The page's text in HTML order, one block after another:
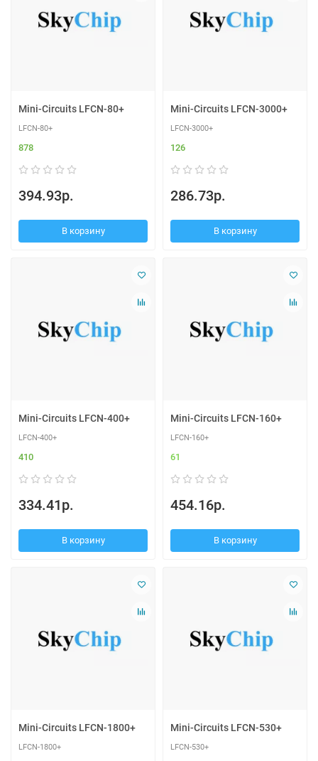
Mini-Circuits LFCN-80+
LFCN-80+
878
394.93р.
В корзину
Mini-Circuits LFCN-3000+
LFCN-3000+
126
286.73р.
В корзину
Mini-Circuits LFCN-400+
LFCN-400+
410
334.41р.
В корзину
Mini-Circuits LFCN-160+
LFCN-160+
61
454.16р.
В корзину
Mini-Circuits LFCN-1800+
LFCN-1800+
Mini-Circuits LFCN-530+
LFCN-530+